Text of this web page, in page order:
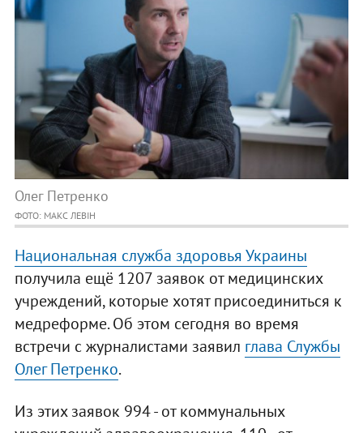
Олег Петренко
ФОТО: МАКС ЛЕВІН
Национальная служба здоровья Украины
получила ещё 1207 заявок от медицинских
учреждений, которые хотят присоединиться к
медреформе. Об этом сегодня во время
встречи с журналистами заявил глава Службы
Олег Петренко.
Из этих заявок 994 - от коммунальных